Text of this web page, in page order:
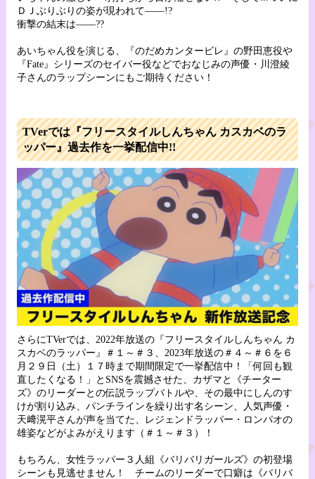
ＤＪぶりぶりの姿が現われて――!?
衝撃の結末は――??
あいちゃん役を演じる、『のだめカンタービレ』の野田恵役や
『Fate』シリーズのセイバー役などでおなじみの声優・川澄綾
子さんのラップシーンにもご期待ください！
TVerでは『フリースタイルしんちゃん カスカベのラ
ッパー』過去作を一挙配信中!!
さらにTVerでは、2022年放送の『フリースタイルしんちゃん カ
スカベのラッパー』＃１～＃３、2023年放送の＃４～＃６を６
月２９日（土）１７時まで期間限定で一挙配信中！「何回も観
直したくなる！」とSNSを震撼させた、カザマと《チーター
ズ》のリーダーとの伝説ラップバトルや、その最中にしんのす
けが割り込み、パンチラインを繰り出す名シーン、人気声優・
天﨑滉平さんが声を当てた、レジェンドラッパー・ロンパオの
雄姿などがよみがえります（＃１～＃３）！
もちろん、女性ラッパー３人組《バリバリガールズ》の初登場
シーンも見逃せません！ チームのリーダーで口癖は《バリバ